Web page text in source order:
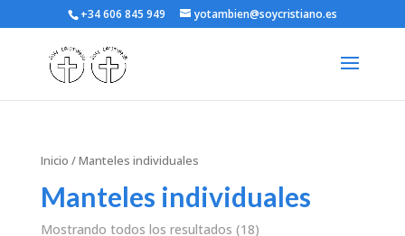
+34 606 845 949 yotambien@soycristiano.es
Inicio / Manteles individuales
Manteles individuales
Mostrando todos los resultados (18)